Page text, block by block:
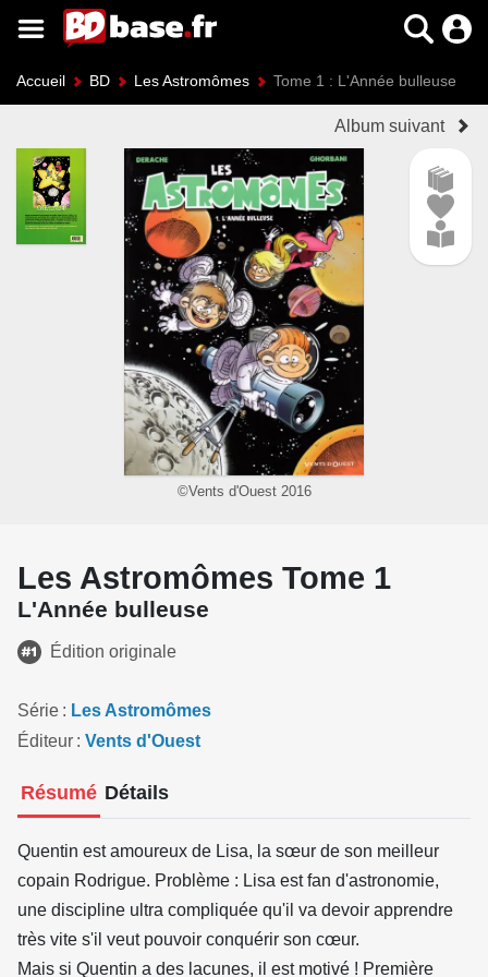
Accueil BD Les Astromômes Tome 1 : L'Année bulleuse
Album suivant
©Vents d'Ouest 2016
Les Astromômes Tome 1
L'Année bulleuse
Édition originale
Série
Les Astromômes
Éditeur
Vents d'Ouest
Résumé Détails
Quentin est amoureux de Lisa, la sœur de son meilleur
copain Rodrigue. Problème : Lisa est fan d'astronomie,
une discipline ultra compliquée qu'il va devoir apprendre
très vite s'il veut pouvoir conquérir son cœur.
Mais si Quentin a des lacunes, il est motivé ! Première